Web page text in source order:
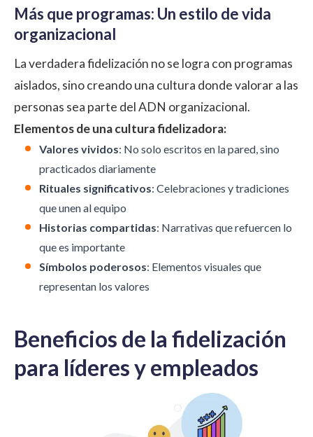
Más que programas: Un estilo de vida
organizacional
La verdadera fidelización no se logra con programas
aislados, sino creando una cultura donde valorar a las
personas sea parte del ADN organizacional.
Elementos de una cultura fidelizadora:
Valores vividos: No solo escritos en la pared, sino
practicados diariamente
Rituales significativos: Celebraciones y tradiciones
que unen al equipo
Historias compartidas: Narrativas que refuercen lo
que es importante
Símbolos poderosos: Elementos visuales que
representan los valores
Beneficios de la fidelización
para líderes y empleados